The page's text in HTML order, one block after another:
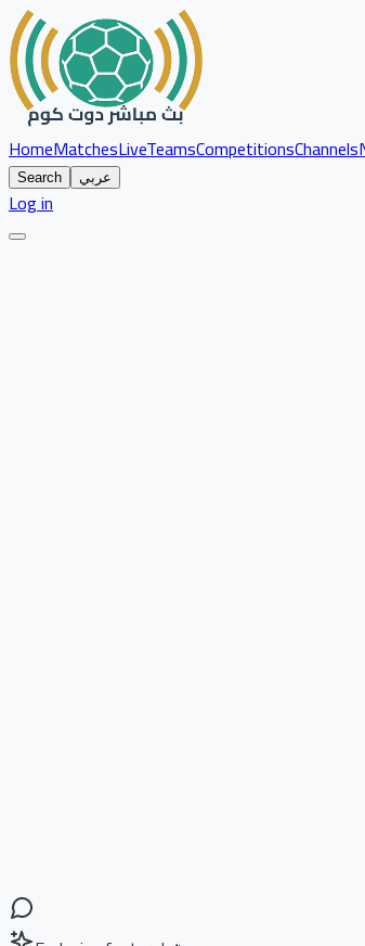
HomeMatchesLiveTeamsCompetitionsChannels
Search عربي
Log in